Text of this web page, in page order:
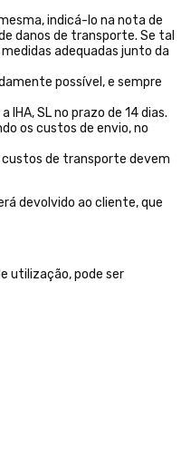
indicá-lo na nota de
danos de transporte. Se tal
adequadas junto da
possível, e sempre
SL no prazo de 14 dias.
os custos de envio, no
custos de transporte devem
devolvido ao cliente, que
utilização, pode ser